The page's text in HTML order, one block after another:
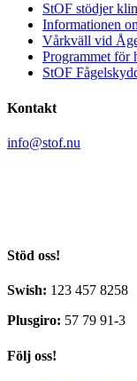
StOF stödjer
Informationen
Vårkväll vid
Programmet för
StOF
Kontakt
info@stof.nu
Stöd oss!
Swish: 123 457 8258
Plusgiro: 57 79 91-3
Följ oss!